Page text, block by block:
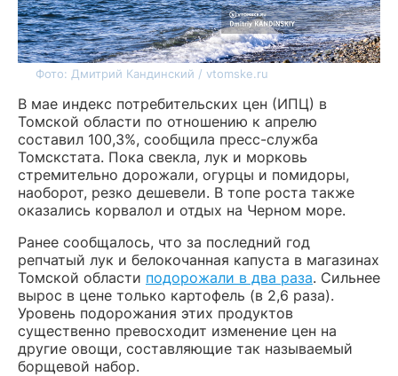
Фото: Дмитрий Кандинский / vtomske.ru
В мае индекс потребительских цен (ИПЦ) в
Томской области по отношению к апрелю
составил 100,3%, сообщила пресс-служба
Томскстата. Пока свекла, лук и морковь
стремительно дорожали, огурцы и помидоры,
наоборот, резко дешевели. В топе роста также
оказались корвалол и отдых на Черном море.
Ранее сообщалось, что за последний год
репчатый лук и белокочанная капуста в магазинах
Томской области подорожали в два раза. Сильнее
вырос в цене только картофель (в 2,6 раза).
Уровень подорожания этих продуктов
существенно превосходит изменение цен на
другие овощи, составляющие так называемый
борщевой набор.